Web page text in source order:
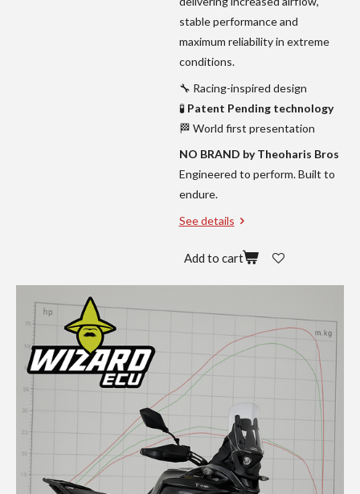
stable performance and
maximum reliability in extreme
conditions.
🔧 Racing-inspired design
🧪 Patent Pending technology
🏁 World first presentation
NO BRAND by Theoharis Bros
Engineered to perform. Built to
endure.
See details
Add to cart